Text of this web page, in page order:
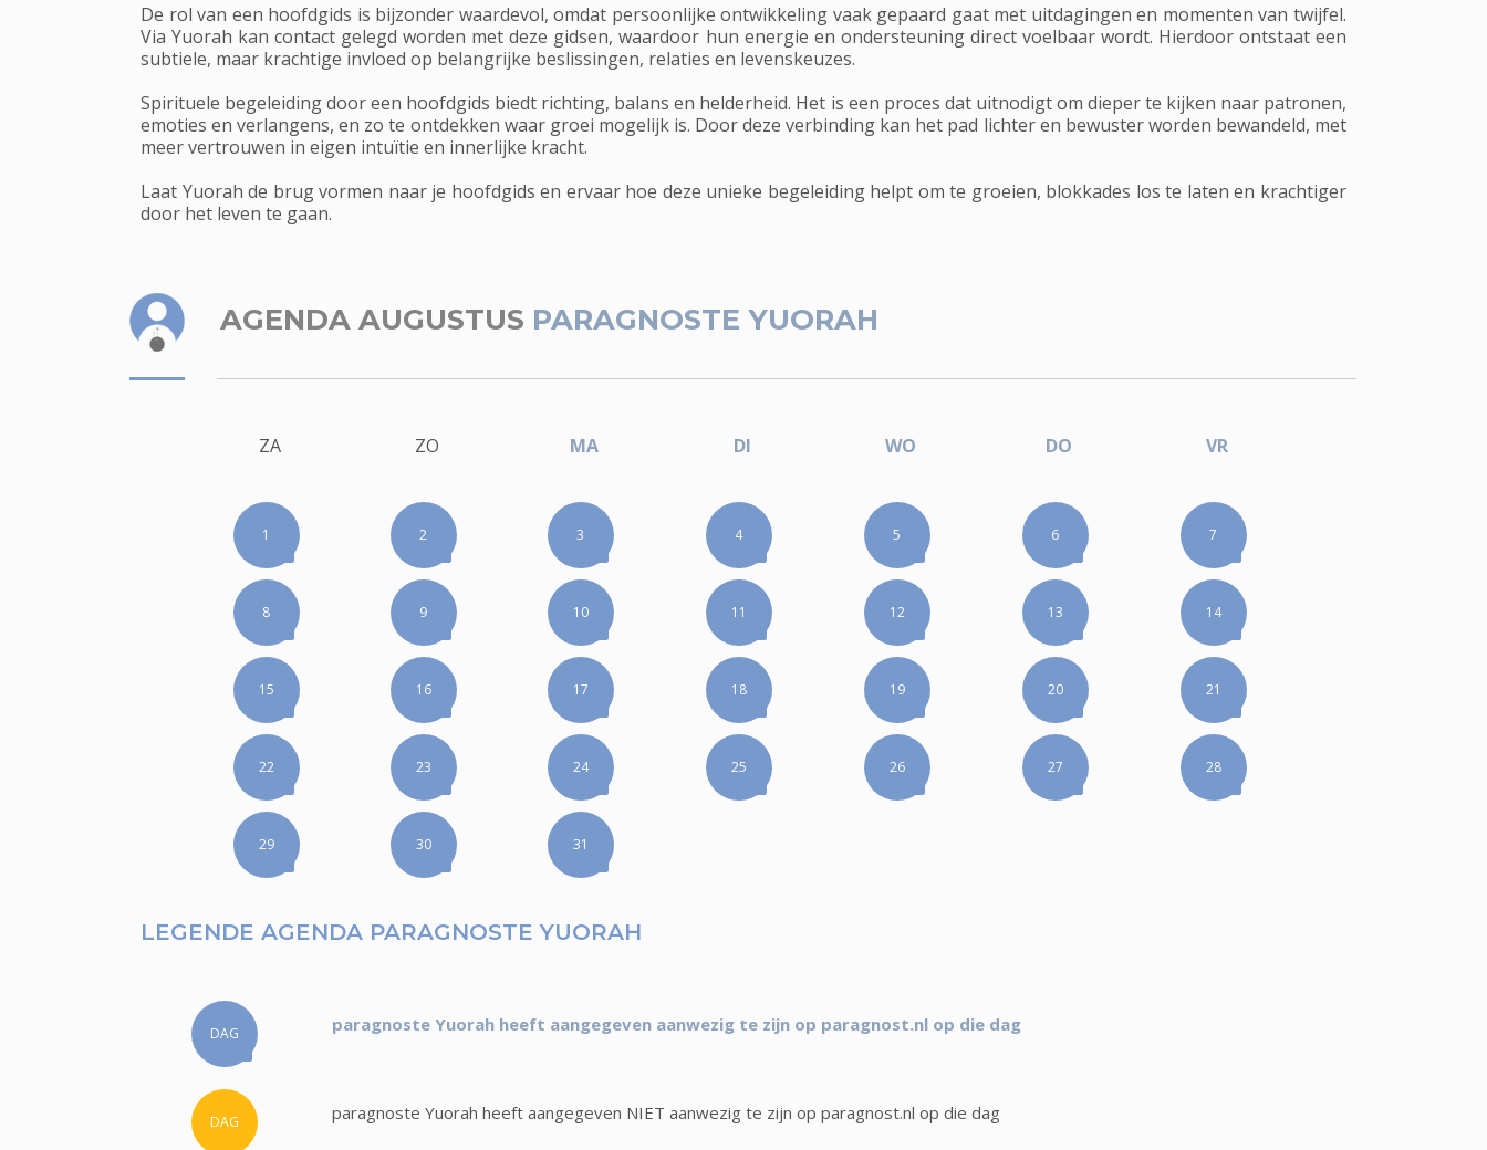
De rol van een hoofdgids is bijzonder waardevol, omdat persoonlijke ontwikkeling vaak gepaard gaat met uitdagingen en momenten van twijfel.
Via Yuorah kan contact gelegd worden met deze gidsen, waardoor hun energie en ondersteuning direct voelbaar wordt. Hierdoor ontstaat een
subtiele, maar krachtige invloed op belangrijke beslissingen, relaties en levenskeuzes.
Spirituele begeleiding door een hoofdgids biedt richting, balans en helderheid. Het is een proces dat uitnodigt om dieper te kijken naar patronen,
emoties en verlangens, en zo te ontdekken waar groei mogelijk is. Door deze verbinding kan het pad lichter en bewuster worden bewandeld, met
meer vertrouwen in eigen intuïtie en innerlijke kracht.
Laat Yuorah de brug vormen naar je hoofdgids en ervaar hoe deze unieke begeleiding helpt om te groeien, blokkades los te laten en krachtiger
door het leven te gaan.
AGENDA AUGUSTUS PARAGNOSTE YUORAH
ZA ZO MA DI WO DO VR
1 2 3 4 5 6 7
8 9 10 11 12 13 14
15 16 17 18 19 20 21
22 23 24 25 26 27 28
29 30 31
LEGENDE AGENDA PARAGNOSTE YUORAH
DAG paragnoste Yuorah heeft aangegeven aanwezig te zijn op paragnost.nl op die dag
DAG paragnoste Yuorah heeft aangegeven NIET aanwezig te zijn op paragnost.nl op die dag